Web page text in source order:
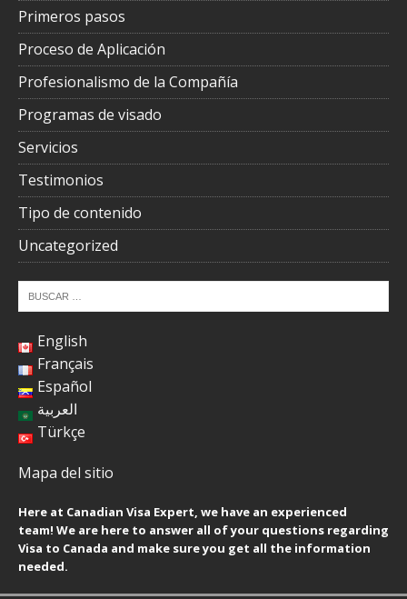
Primeros pasos
Proceso de Aplicación
Profesionalismo de la Compañía
Programas de visado
Servicios
Testimonios
Tipo de contenido
Uncategorized
English
Français
Español
العربية
Türkçe
Mapa del sitio
Here at Canadian Visa Expert, we have an experienced
team! We are here to answer all of your questions regarding
Visa to Canada and make sure you get all the information
needed.